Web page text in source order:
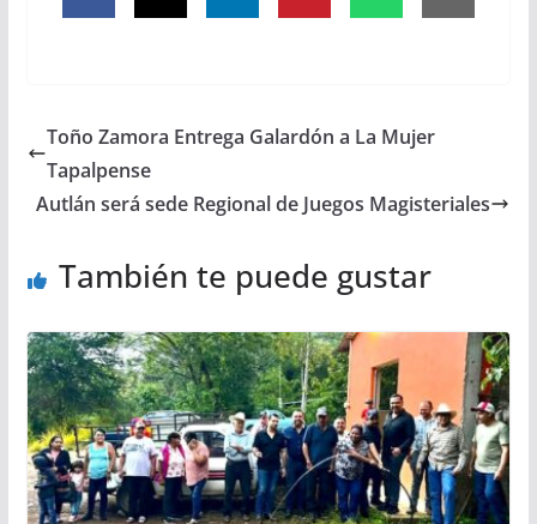
Toño Zamora Entrega Galardón a La Mujer
Tapalpense
Autlán será sede Regional de Juegos Magisteriales
También te puede gustar